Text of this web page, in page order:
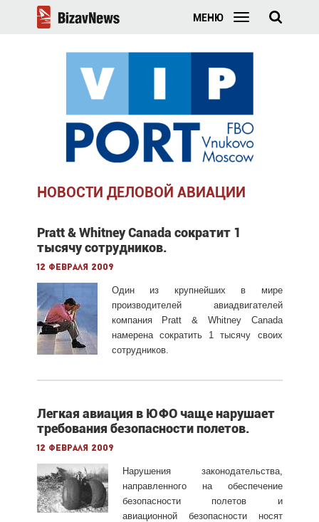
МЕНЮ
НОВОСТИ ДЕЛОВОЙ АВИАЦИИ
Pratt & Whitney Canada сократит 1
тысячу сотрудников.
12 февраля 2009
Один из крупнейших в мире
производителей авиадвигателей
компания Pratt & Whitney Canada
намерена сократить 1 тысячу своих
сотрудников.
Легкая авиация в ЮФО чаще нарушает
требования безопасности полетов.
12 февраля 2009
Нарушения законодательства,
направленного на обеспечение
безопасности полетов и
авиационной безопасности носят